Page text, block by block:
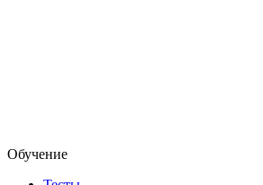
Обучение